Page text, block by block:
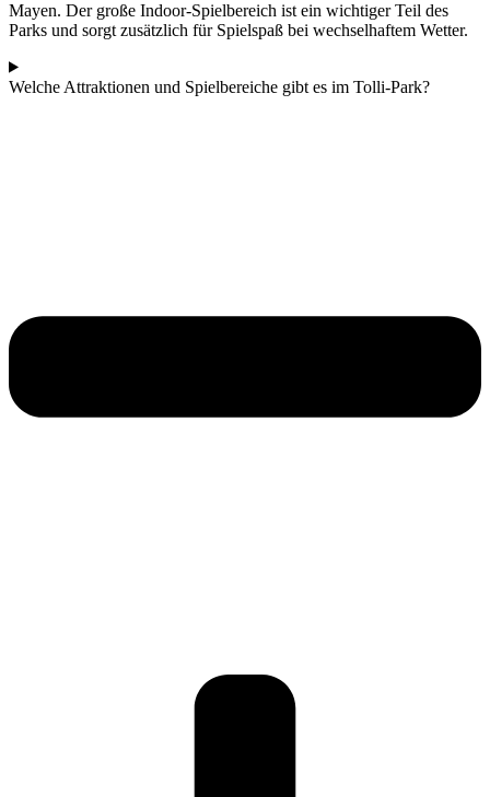
Mayen. Der große Indoor-Spielbereich ist ein wichtiger Teil des
Parks und sorgt zusätzlich für Spielspaß bei wechselhaftem Wetter.
Welche Attraktionen und Spielbereiche gibt es im Tolli-Park?